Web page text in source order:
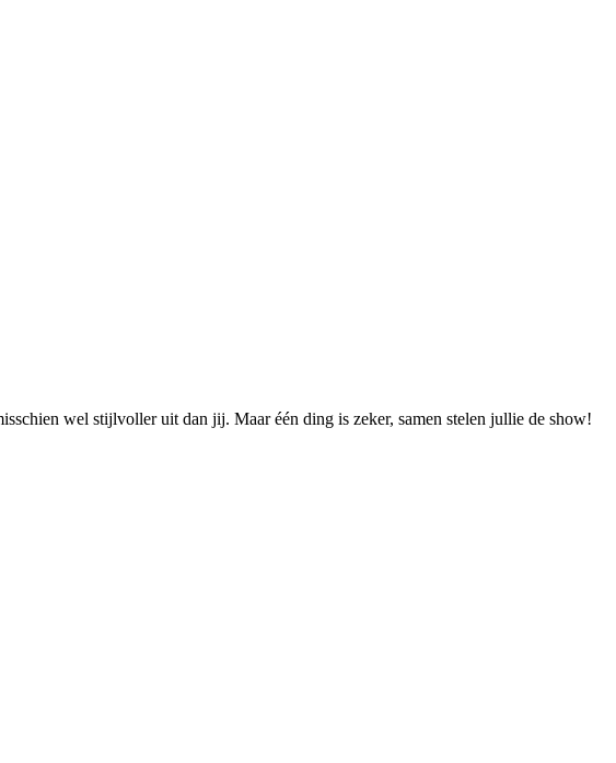
wel stijlvoller uit dan jij. Maar één ding is zeker, samen stelen jullie de show!